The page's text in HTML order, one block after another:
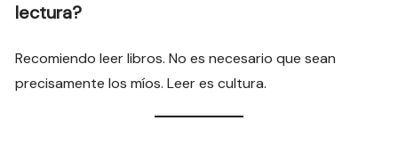
lectura?
Recomiendo leer libros. No es necesario que sean
precisamente los míos. Leer es cultura.